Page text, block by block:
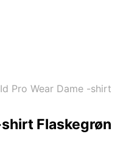
Id Pro Wear Dame -shirt
Flaskegrøn